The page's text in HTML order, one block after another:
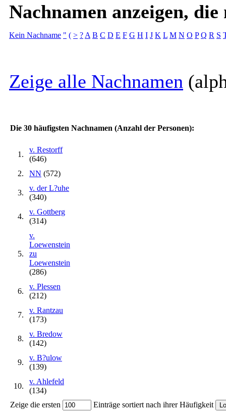
Nachnamen anzeigen,
Kein Nachname " ( > ? A B C D E F G H I J K L M N O P Q R S
Zeige alle Nachnamen
Die 30 häufigsten Nachnamen (Anzahl der Personen):
1.
v. Restorff
(646)
2.
NN (572)
3.
v. der L?uhe
(340)
4.
v. Gottberg
(314)
5.
v.
Loewenstein
zu
Loewenstein
(286)
6.
v. Plessen
(212)
7.
v. Rantzau
(173)
8.
v. Bredow
(142)
9.
v. B?ulow
(139)
10.
v. Ahlefeld
(134)
Zeige die ersten
Einträge sortiert nach ihrer Häufigkeit